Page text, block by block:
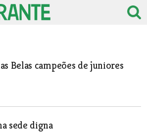
Belas campeões de juniores
sede digna